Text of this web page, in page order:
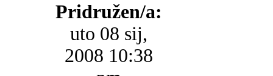
Pridružen/a:
uto 08 sij,
2008 10:38